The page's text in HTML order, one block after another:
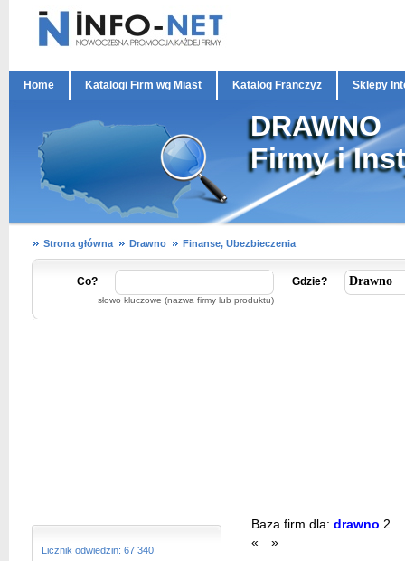
Home Katalogi Firm wg Miast Katalog Franczyz Sklepy
DRAWNO
Firmy i
Strona główna Drawno Finanse, Ubezbieczenia
Co?
słowo kluczowe (nazwa firmy lub produktu)
Gdzie?
Licznik odwiedzin: 67 340
Baza firm dla: drawno 2
«
»